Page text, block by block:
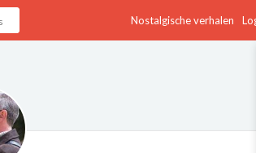
Nostalgische verhalen